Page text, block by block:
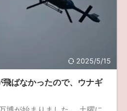
VILTROX X-T2
Xperia1VI Z-1
フィルムカメラ
カIIf ライカM4 ライカM10
ローライ35
2025/5/15
ばなかったので、ウナギ